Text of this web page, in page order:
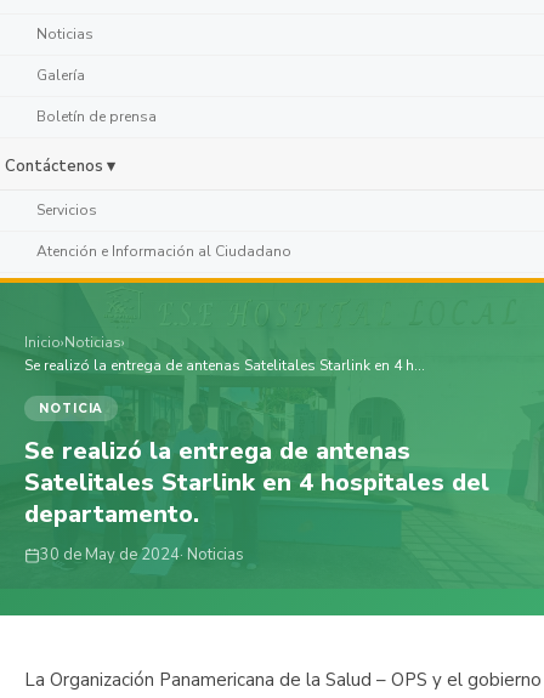
Noticias
Galería
Boletín de prensa
Contáctenos ▾
Servicios
Atención e Información al Ciudadano
Inicio›Noticias›
Se realizó la entrega de antenas Satelitales Starlink en 4 h...
NOTICIA
Se realizó la entrega de antenas
Satelitales Starlink en 4 hospitales del
departamento.
30 de May de 2024· Noticias
La Organización Panamericana de la Salud – OPS y el